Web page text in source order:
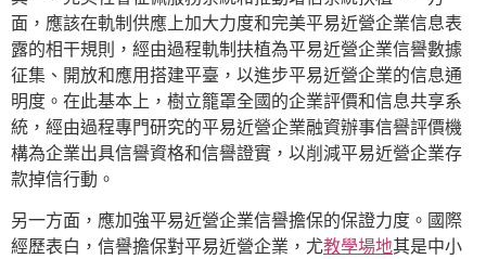
面，應該在軌制供應上加大力度和完美平易近營企業信息表
露的相干規則，經由過程軌制扶植為平易近營企業信譽數據
征集、開放和應用搭建平臺，以進步平易近營企業的信息通
明度。在此基本上，樹立籠罩全國的企業評價和信息共享系
統，經由過程專門研究的平易近營企業融資辦事信譽評價機
構為企業出具信譽資格和信譽證實，以削減平易近營企業存
款掉信行動。
另一方面，應加強平易近營企業信譽擔保的保證力度。國際
經歷表白，信譽擔保對平易近營企業，尤教學場地其是中小